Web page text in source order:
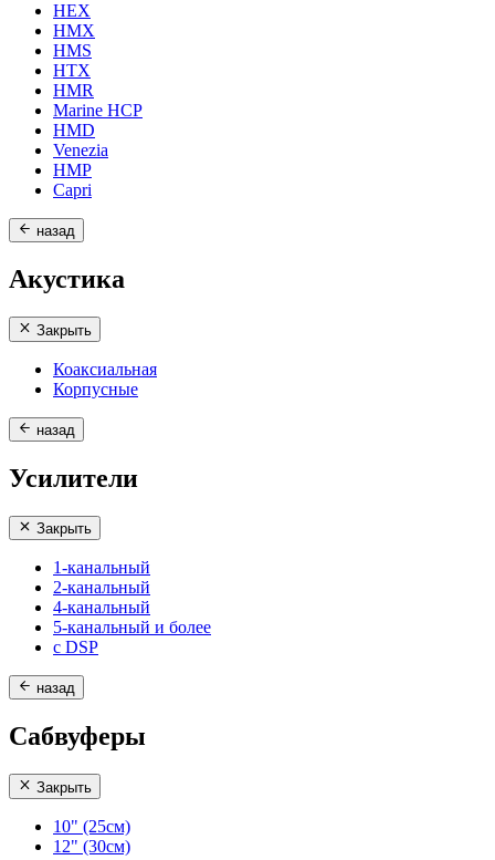
HEX
HMX
HMS
HTX
HMR
Marine HCP
HMD
Venezia
HMP
Capri
назад
Акустика
Закрыть
Коаксиальная
Корпусные
назад
Усилители
Закрыть
1-канальный
2-канальный
4-канальный
5-канальный и более
с DSP
назад
Сабвуферы
Закрыть
10" (25см)
12" (30см)